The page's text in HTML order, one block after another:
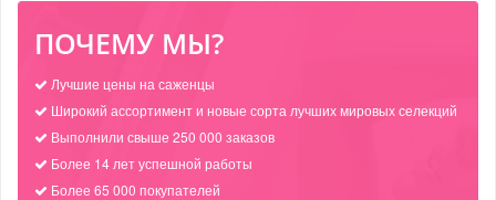
ПОЧЕМУ МЫ?
Лучшие цены на саженцы
Широкий ассортимент и новые сорта лучших мировых селекций
Выполнили свыше 250 000 заказов
Более 14 лет успешной работы
Более 65 000 покупателей